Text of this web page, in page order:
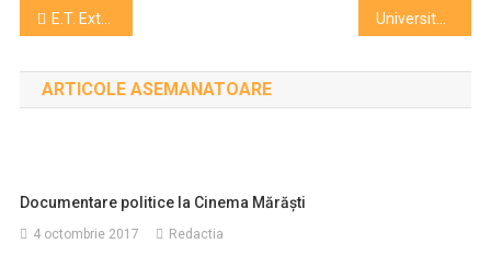
Navigare
în
articole
E.T. Extraterestrul are aniversarea de 40 de ani de la lansare în cadrul American Independent Film Festival Cluj Universitarul Dorina Mangra, doctor în vioară, a câștigat un proces cu Academia de Muzică
ARTICOLE ASEMANATOARE
Documentare politice la Cinema Mărăști
4 octombrie 2017 Redactia